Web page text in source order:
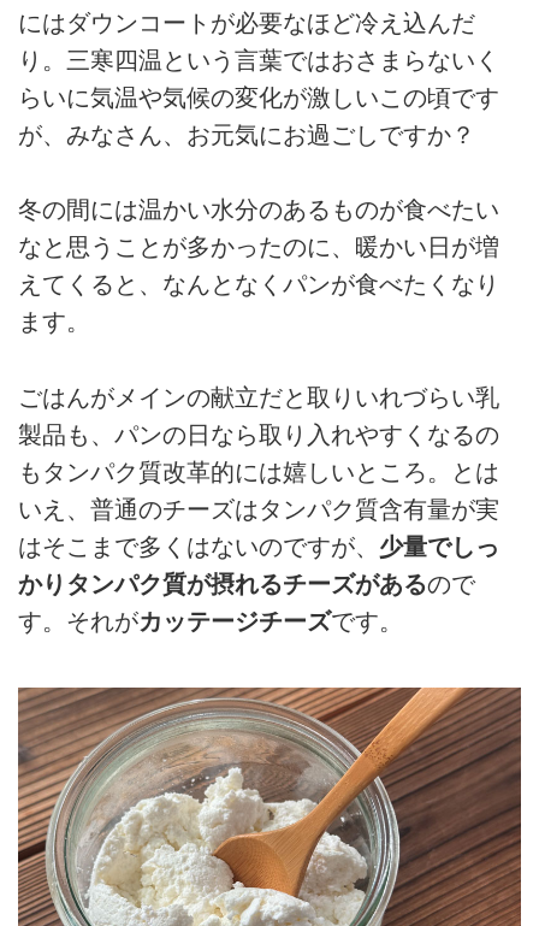
にはダウンコートが必要なほど冷え込んだ
り。三寒四温という言葉ではおさまらないく
らいに気温や気候の変化が激しいこの頃です
が、みなさん、お元気にお過ごしですか？
冬の間には温かい水分のあるものが食べたい
なと思うことが多かったのに、暖かい日が増
えてくると、なんとなくパンが食べたくなり
ます。
ごはんがメインの献立だと取りいれづらい乳
製品も、パンの日なら取り入れやすくなるの
もタンパク質改革的には嬉しいところ。とは
いえ、普通のチーズはタンパク質含有量が実
はそこまで多くはないのですが、 少量でしっ
かりタンパク質が摂れるチーズがあるので
す。それがカッテージチーズです。